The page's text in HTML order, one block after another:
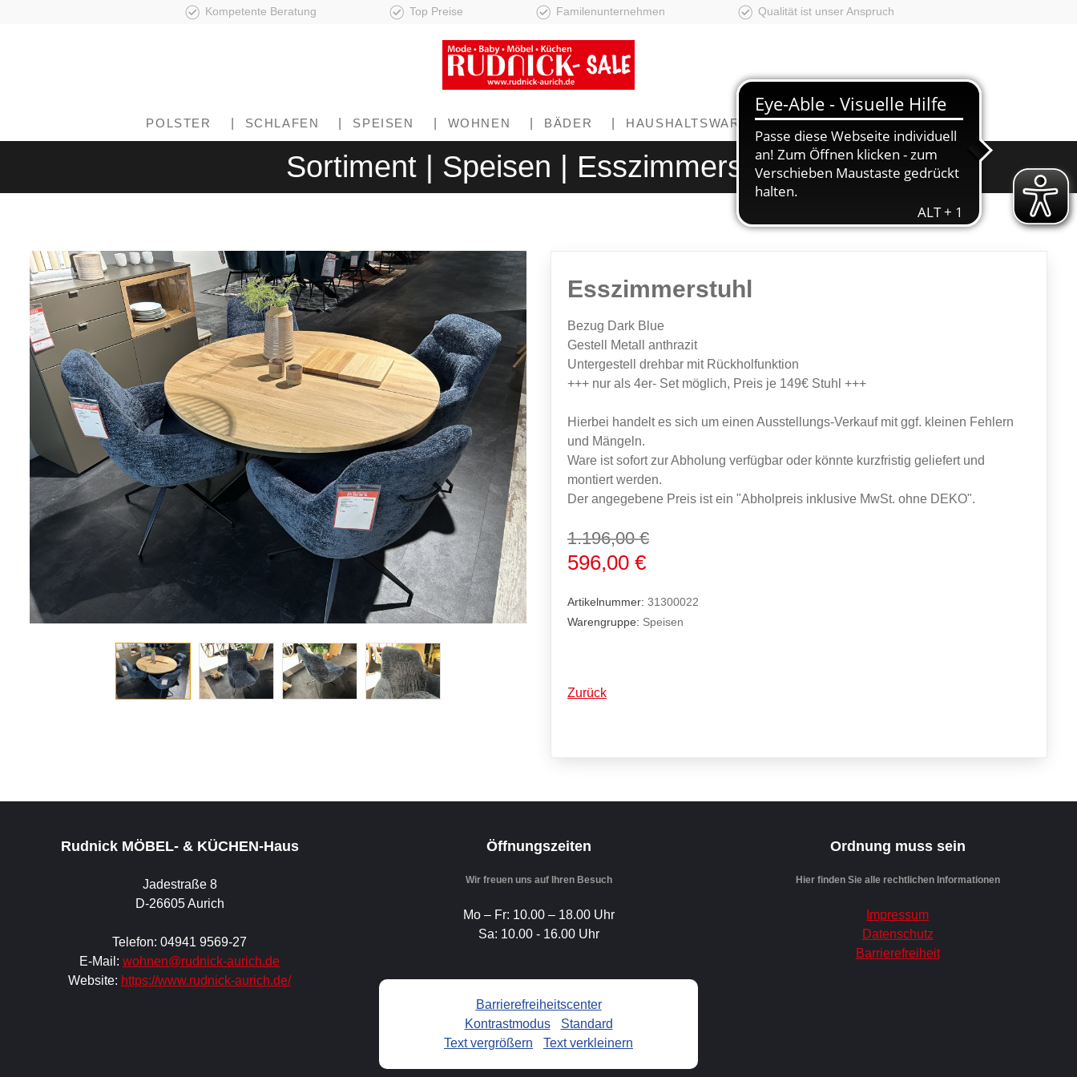
Kompetente Beratung Top Preise Familenunternehmen Qualität ist unser Anspruch
POLSTER SCHLAFEN SPEISEN WOHNEN BÄDER HAUSHALTSWAREN | BABY | KÜCHEN
Sortiment | Speisen | Esszimmerstuhl
Esszimmerstuhl
Bezug Dark Blue
Gestell Metall anthrazit
Untergestell drehbar mit Rückholfunktion
+++ nur als 4er- Set möglich, Preis je 149€ Stuhl +++
Hierbei handelt es sich um einen Ausstellungs-Verkauf mit ggf. kleinen Fehlern
und Mängeln.
Ware ist sofort zur Abholung verfügbar oder könnte kurzfristig geliefert und
montiert werden.
Der angegebene Preis ist ein "Abholpreis inklusive MwSt. ohne DEKO".
1.196,00 €
596,00 €
Artikelnummer: 31300022
Warengruppe: Speisen
Zurück
Rudnick MÖBEL- & KÜCHEN-Haus
Jadestraße 8
D-26605 Aurich
Telefon: 04941 9569-27
E-Mail: wohnen@rudnick-aurich.de
Website: https://www.rudnick-aurich.de/
Öffnungszeiten
Wir freuen uns auf Ihren Besuch
Mo – Fr: 10.00 – 18.00 Uhr
Sa: 10.00 - 16.00 Uhr
Barrierefreiheitscenter
Kontrastmodus- Standard
Text vergrößern
Text verkleinern
Ordnung muss sein
Hier finden Sie alle rechtlichen Informationen
Impressum
Datenschutz
Barrierefreiheit